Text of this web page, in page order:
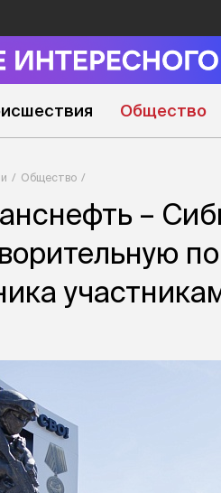
Общество
Общество
–